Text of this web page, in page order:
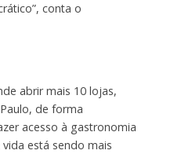
conta o
abrir mais 10 lojas,
de forma
acesso à gastronomia
vida está sendo mais